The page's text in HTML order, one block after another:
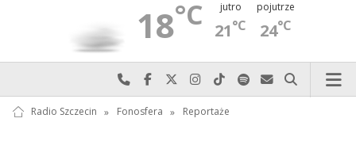
18°C jutro
21°C
pojutrze
24°C
Najlepiej po prostu do nas zadzwoń
Odwiedź nas na Facebook-u
Odwiedź nas na X
Odwiedź nas na Instagram-ie
Odwiedź nas na TikTok-u
Szukaj nas na Spotify
Wyślij do nas
Szukaj
Radio Szczecin » Fonosfera » Reportaże